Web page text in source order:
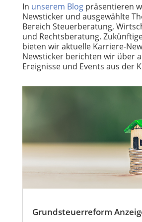
In unserem Blogpräsentieren
Newsticker und ausgewählte
Bereich Steuerberatung,
und Rechtsberatung.
bieten wir aktuelle Karriere-
Newsticker berichten wir über
Ereignisse und Events aus der
Grundsteuerreform